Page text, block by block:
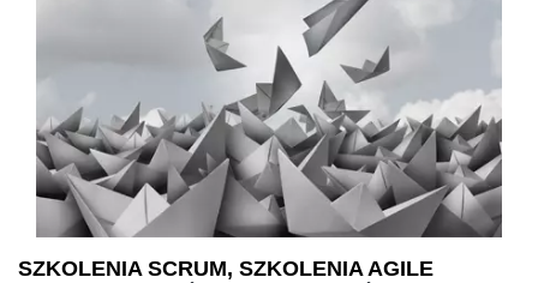
SZKOLENIA SCRUM, SZKOLENIA AGILE